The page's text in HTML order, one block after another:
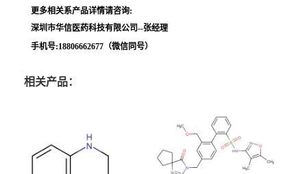
更多相关系产品详情请咨询:
深圳市华信医药科技有限公司--张经理
手机号:18806662677（微信同号）
相关产品：